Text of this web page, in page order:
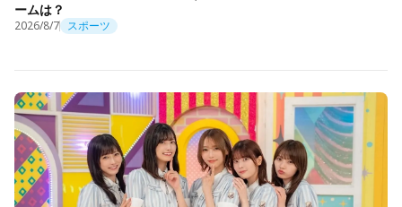
ームは？
2026/8/7 スポーツ